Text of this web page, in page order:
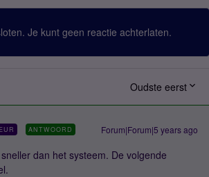
Je kunt geen reactie achterlaten.
Oudste eerst
ANTWOORD Forum|Forum|5 years ago
dan het systeem. De volgende